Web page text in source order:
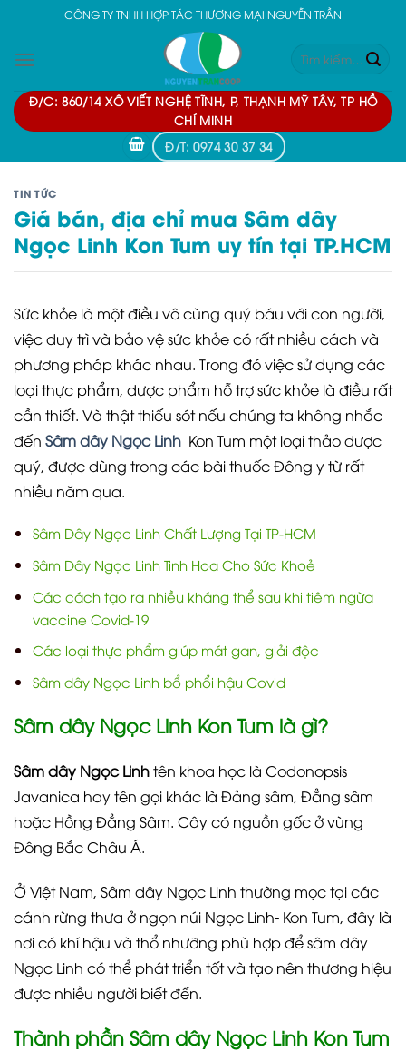
content
CÔNG TY TNHH HỢP TÁC THƯƠNG MẠI NGUYỄN TRẦN
Tìm
kiếm:
Đ/C: 860/14 XÔ VIẾT NGHỆ TĨNH, P, THẠNH MỸ TÂY, TP HỒ
CHÍ MINH
Đ/T: 0974 30 37 34
TIN TỨC
Giá bán, địa chỉ mua Sâm dây
Ngọc Linh Kon Tum uy tín tại TP.HCM
Sức khỏe là một điều vô cùng quý báu với con người,
việc duy trì và bảo vệ sức khỏe có rất nhiều cách và
phương pháp khác nhau. Trong đó việc sử dụng các
loại thực phẩm, dược phẩm hỗ trợ sức khỏe là điều rất
cần thiết. Và thật thiếu sót nếu chúng ta không nhắc
đến Sâm dây Ngọc Linh Kon Tum một loại thảo dược
quý, được dùng trong các bài thuốc Đông y từ rất
nhiều năm qua.
Sâm Dây Ngọc Linh Chất Lượng Tại TP-HCM
Sâm Dây Ngọc Linh Tinh Hoa Cho Sức Khoẻ
Các cách tạo ra nhiều kháng thể sau khi tiêm ngừa
vaccine Covid-19
Các loại thực phẩm giúp mát gan, giải độc
Sâm dây Ngọc Linh bổ phổi hậu Covid
Sâm dây Ngọc Linh Kon Tum là gì?
Sâm dây Ngọc Linhtên khoa học là Codonopsis
Javanica hay tên gọi khác là Đảng sâm, Đẳng sâm
hoặc Hồng Đẳng Sâm. Cây có nguồn gốc ở vùng
Đông Bắc Châu Á.
Ở Việt Nam, Sâm dây Ngọc Linh thường mọc tại các
cánh rừng thưa ở ngọn núi Ngọc Linh- Kon Tum, đây là
nơi có khí hậu và thổ nhưỡng phù hợp để sâm dây
Ngọc Linh có thể phát triển tốt và tạo nên thương hiệu
được nhiều người biết đến.
Thành phần Sâm dây Ngọc Linh Kon Tum